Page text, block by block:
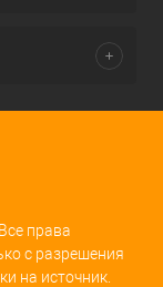
права
с разрешения
на источник.